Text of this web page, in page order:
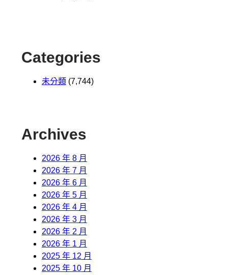
Categories
未分類 (7,744)
Archives
2026 年 8 月
2026 年 7 月
2026 年 6 月
2026 年 5 月
2026 年 4 月
2026 年 3 月
2026 年 2 月
2026 年 1 月
2025 年 12 月
2025 年 10 月